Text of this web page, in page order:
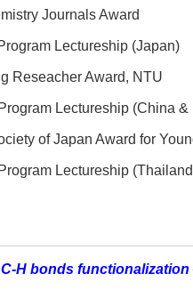
Journals Award
Lectureship (Japan)
Reseacher Award, NTU
Lectureship (China &
of Japan Award for
Lectureship
H bonds functionalization